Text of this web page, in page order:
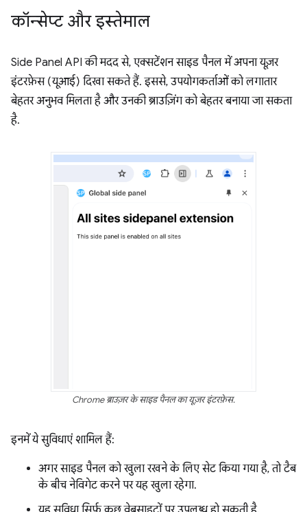
कॉन्सेप्ट और इस्तेमाल
Side Panel API की मदद से, एक्सटेंशन साइड पैनल में अपना यूज़र
इंटरफ़ेस (यूआई) दिखा सकते हैं. इससे, उपयोगकर्ताओं को लगातार
बेहतर अनुभव मिलता है और उनकी ब्राउज़िंग को बेहतर बनाया जा सकता
है.
Chrome ब्राउज़र के साइड पैनल का यूज़र इंटरफ़ेस.
इनमें ये सुविधाएं शामिल हैं:
अगर साइड पैनल को खुला रखने के लिए सेट किया गया है, तो टैब
के बीच नेविगेट करने पर यह खुला रहेगा.